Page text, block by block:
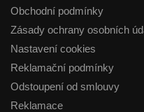
Obchodní podmínky
Zásady ochrany osobních
Nastavení cookies
Reklamační podmínky
Odstoupení od smlouvy
Reklamace